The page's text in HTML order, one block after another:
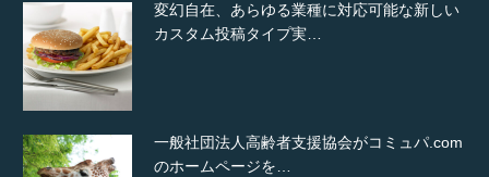
変幻自在、あらゆる業種に対応可能な新しい
カスタム投稿タイプ実…
一般社団法人高齢者支援協会がコミュパ.com
のホームページを…